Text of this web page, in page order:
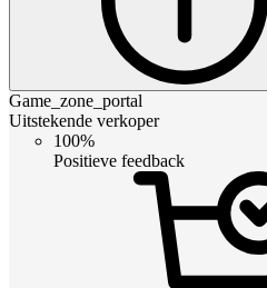
Game_zone_portal
Uitstekende verkoper
100%
Positieve feedback